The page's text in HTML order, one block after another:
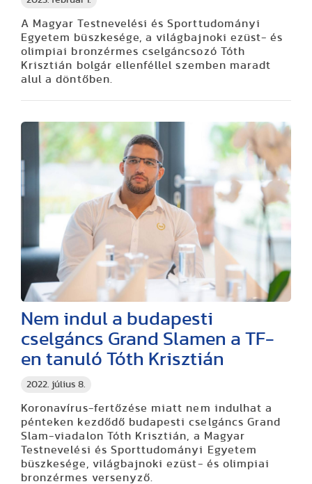
A Magyar Testnevelési és Sporttudományi
Egyetem büszkesége, a világbajnoki ezüst- és
olimpiai bronzérmes cselgáncsozó Tóth
Krisztián bolgár ellenféllel szemben maradt
alul a döntőben.
2022. július 8.
Nem indul a budapesti
cselgáncs Grand Slamen a TF-
en tanuló Tóth Krisztián
Koronavírus-fertőzése miatt nem indulhat a
pénteken kezdődő budapesti cselgáncs Grand
Slam-viadalon Tóth Krisztián, a Magyar
Testnevelési és Sporttudományi Egyetem
büszkesége, világbajnoki ezüst- és olimpiai
bronzérmes versenyző.